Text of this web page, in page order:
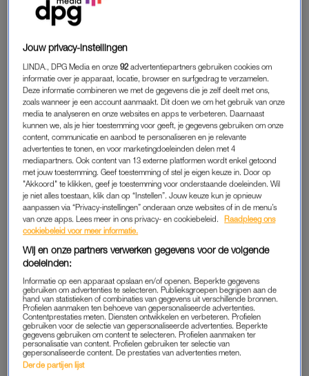
LEES OOK
Vandaag had ik eencheat dayin mijn blijheidsdieet omdat ik
met pap mee moest naar de schoenwinkel. Niet per se een
activiteit waar ik monter van word, bedacht ik toen ik er
naartoe reed. Ten eerste heb ik helemaal niets met voeten, laat
staan die van mijn 86-jarige vader. Ten tweede, en begrijp me
niet verkeerd, ik houd ontzettend veel van die man, in mijn
vaders aanwezigheid kruip ik automatisch in de rol van
helpende dochter, een positie die niet lekker aansluit op mijn
huidige toestand.
Als ik het terrein oprijd staat hij me al bij de uitgang van de flat
op te wachten, hij leunt verder voorover dan de laatste keer
dat we elkaar zagen. Rechtop staan is al tijden geen optie
meer, maar de zwaartekracht lijkt het van de fysiotherapie te
winnen. Op het shirt zitten knoeivlekken, zijn huid is grauw,
tegen het grijze aan.
Jouw privacy-instellingen
LINDA., DPG Media en onze92 advertentiepartners gebruiken cookies om
informatie over je apparaat, locatie, browser en surfgedrag te verzamelen.
Deze informatie combineren we met de gegevens die je zelf deelt met ons,
zoals wanneer je een account aanmaakt. Dit doen we om het gebruik van onze
media te analyseren en onze websites en apps te verbeteren. Daarnaast
kunnen we, als je hier toestemming voor geeft, je gegevens gebruiken om onze
content, communicatie en aanbod te personaliseren en je relevante
advertenties te tonen, en voor marketingdoeleinden delen met 4
mediapartners. Ook content van 13 externe platformen wordt enkel getoond
met jouw toestemming. Geef toestemming of stel je eigen keuze in. Door op
"Akkoord" te klikken, geef je toestemming voor onderstaande doeleinden. Wil
je niet alles toestaan, klik dan op “Instellen”. Jouw keuze kun je opnieuw
aanpassen via “Privacy-instellingen” onderaan onze websites of in de menu’s
van onze apps. Lees meer in ons privacy- en cookiebeleid.
Raadpleeg ons
cookiebeleid voor meer informatie.
Wij en onze partners verwerken gegevens voor de volgende
doeleinden:
Informatie op een apparaat opslaan en/of openen. Beperkte gegevens
gebruiken om advertenties te selecteren. Publieksgroepen begrijpen aan de
hand van statistieken of combinaties van gegevens uit verschillende bronnen.
Profielen aanmaken ten behoeve van gepersonaliseerde advertenties.
Contentprestaties meten. Diensten ontwikkelen en verbeteren. Profielen
gebruiken voor de selectie van gepersonaliseerde advertenties. Beperkte
gegevens gebruiken om content te selecteren. Profielen aanmaken ter
personalisatie van content. Profielen gebruiken ter selectie van
gepersonaliseerde content. De prestaties van advertenties meten.
Derde partijen lijst